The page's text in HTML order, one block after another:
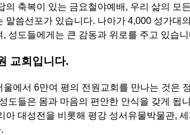
의 축복이 있는 금요철야예배, 우리 삶의 모
말씀선포가 있습니다. 나아가 4,000 성가대
성도들에게는 큰 감동과 위로를 주고 있습니
교회입니다.
에서 6만여 평의 전원교회를 만나는 것은
도들은 몸과 마음의 편안한 안식을 갖게 됩
아 대성전을 비롯해 평강 성서유물박물관,